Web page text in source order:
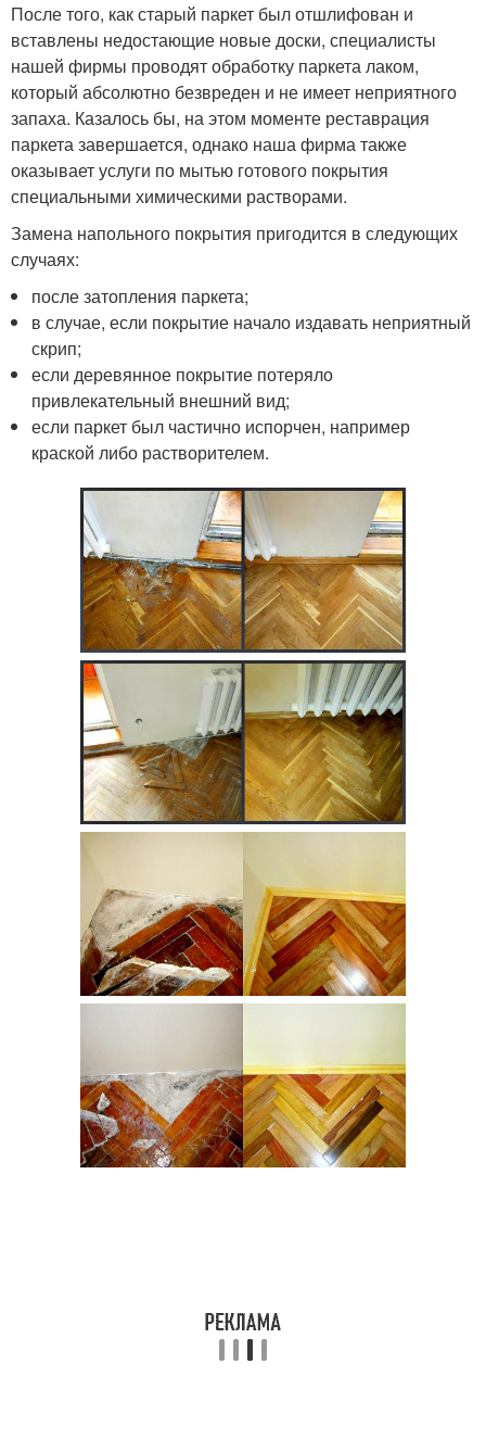
После того, как старый паркет был отшлифован и
вставлены недостающие новые доски, специалисты
нашей фирмы проводят обработку паркета лаком,
который абсолютно безвреден и не имеет неприятного
запаха. Казалось бы, на этом моменте реставрация
паркета завершается, однако наша фирма также
оказывает услуги по мытью готового покрытия
специальными химическими растворами.
Замена напольного покрытия пригодится в следующих
случаях:
после затопления паркета;
в случае, если покрытие начало издавать неприятный
скрип;
если деревянное покрытие потеряло
привлекательный внешний вид;
если паркет был частично испорчен, например
краской либо растворителем.